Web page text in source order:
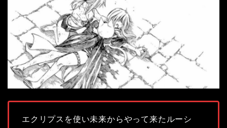
エクリプスを使い未来からやって来たルーシ